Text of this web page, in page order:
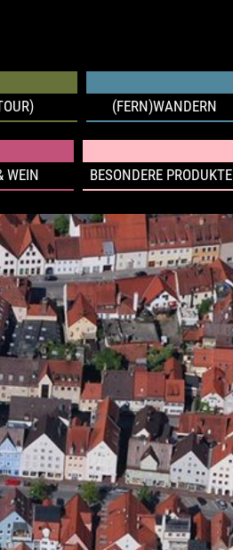
(FERN)WANDERN
WEIN BESONDERE PRODUKTE